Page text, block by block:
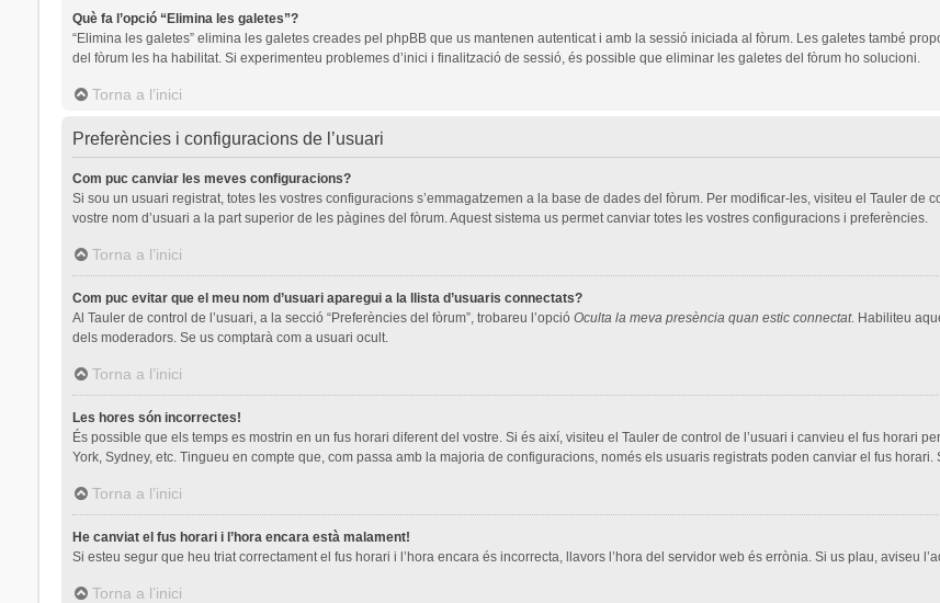
Què fa l’opció “Elimina les galetes”?
“Elimina les galetes” elimina les galetes creades pel phpBB que us mantenen autenticat i amb la sessió iniciada al fòrum. Les galetes també
del fòrum les ha habilitat. Si experimenteu problemes d’inici i finalització de sessió, és possible que eliminar les galetes del fòrum ho solucioni.
Torna a l’inici
Preferències i configuracions de l’usuari
Com puc canviar les meves configuracions?
Si sou un usuari registrat, totes les vostres configuracions s’emmagatzemen a la base de dades del fòrum. Per modificar-les, visiteu el Tauler de
vostre nom d’usuari a la part superior de les pàgines del fòrum. Aquest sistema us permet canviar totes les vostres configuracions i preferències.
Torna a l’inici
Com puc evitar que el meu nom d’usuari aparegui a la llista d’usuaris connectats?
Al Tauler de control de l’usuari, a la secció “Preferències del fòrum”, trobareu l’opció Oculta la meva presència quan estic connectat. Habiliteu
dels moderadors. Se us comptarà com a usuari ocult.
Torna a l’inici
Les hores són incorrectes!
És possible que els temps es mostrin en un fus horari diferent del vostre. Si és així, visiteu el Tauler de control de l’usuari i canvieu el fus horari
York, Sydney, etc. Tingueu en compte que, com passa amb la majoria de configuracions, només els usuaris registrats poden canviar el fus
Torna a l’inici
He canviat el fus horari i l’hora encara està malament!
Si esteu segur que heu triat correctament el fus horari i l’hora encara és incorrecta, llavors l’hora del servidor web és errònia. Si us plau, aviseu
Torna a l’inici